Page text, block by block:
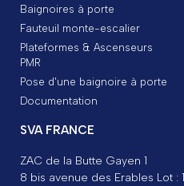
Baignoires à porte
Fauteuil monte-escalier
Plateformes & Ascenseurs
PMR
Pose d'une baignoire à porte
Documentation
SVA FRANCE
ZAC de la Butte Gayen 1
8 bis avenue des Erables Lot :